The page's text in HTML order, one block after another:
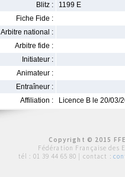
Blitz :
1199 E
Fiche Fide :
Arbitre national :
Arbitre fide :
Initiateur :
Animateur :
Entraîneur :
Affiliation :
Licence B le 20/03/
Copyright © 2015
Fédération Française des
tél : 01 39 44 65 80 | contact :